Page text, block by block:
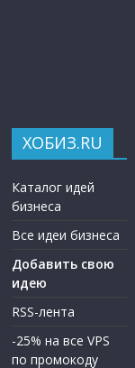
ХОБИЗ.RU
Каталог идей
бизнеса
Все идеи бизнеса
Добавить свою
идею
RSS-лента
-25% на все VPS
по промокоду